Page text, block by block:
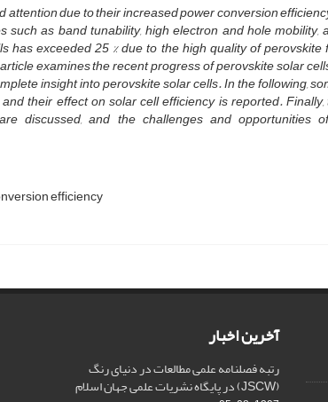
attention due to their increased power conversion
as band tunability, high electron and hole mobility,
exceeded 25 % due to the high quality of perovskite
examines the recent progress of perovskite solar
insight into perovskite solar cells. In the following,
their effect on solar cell efficiency is reported.
discussed, and the challenges and opportunities
efficiency
آخرین اخبار
رتبه فصلنامه علمی مطالعات در دنیای رنگ
(JSCW) در پایگاه نشریات علمی جهان اسلام